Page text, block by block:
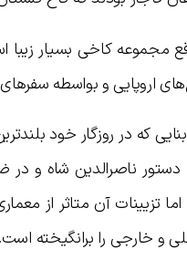
مجموعه کاخی بسیار زیبا
اروپایی و بواسطه
که در روزگار خود
دستور ناصرالدین شاه و
تزیینات آن متاثر از
و خارجی را برانگیخته است.